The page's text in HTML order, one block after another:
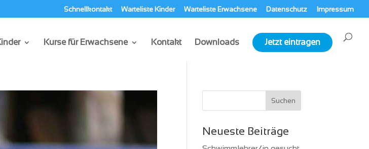
Schnellkontakt Warteliste Kinder Warteliste Erwachsene Datenschutz Impressum
Kurse für Erwachsene Kontakt Downloads Jetzt eintragen
Neueste Beiträge